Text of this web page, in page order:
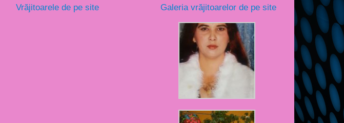
Vrăjitoarele de pe site Galeria vrăjitoarelor de pe site